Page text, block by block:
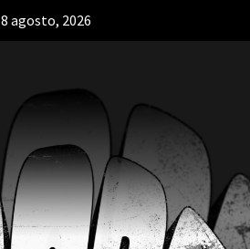
8 agosto, 2026